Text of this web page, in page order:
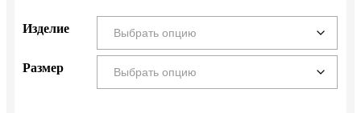
Изделие
Размер